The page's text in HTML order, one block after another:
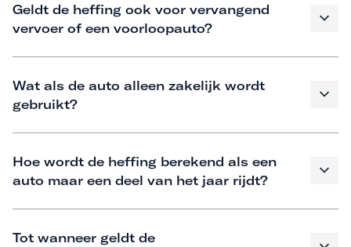
Geldt de heffing ook voor vervangend
vervoer of een voorloopauto?
Wat als de auto alleen zakelijk wordt
gebruikt?
Hoe wordt de heffing berekend als een
auto maar een deel van het jaar rijdt?
Tot wanneer geldt de